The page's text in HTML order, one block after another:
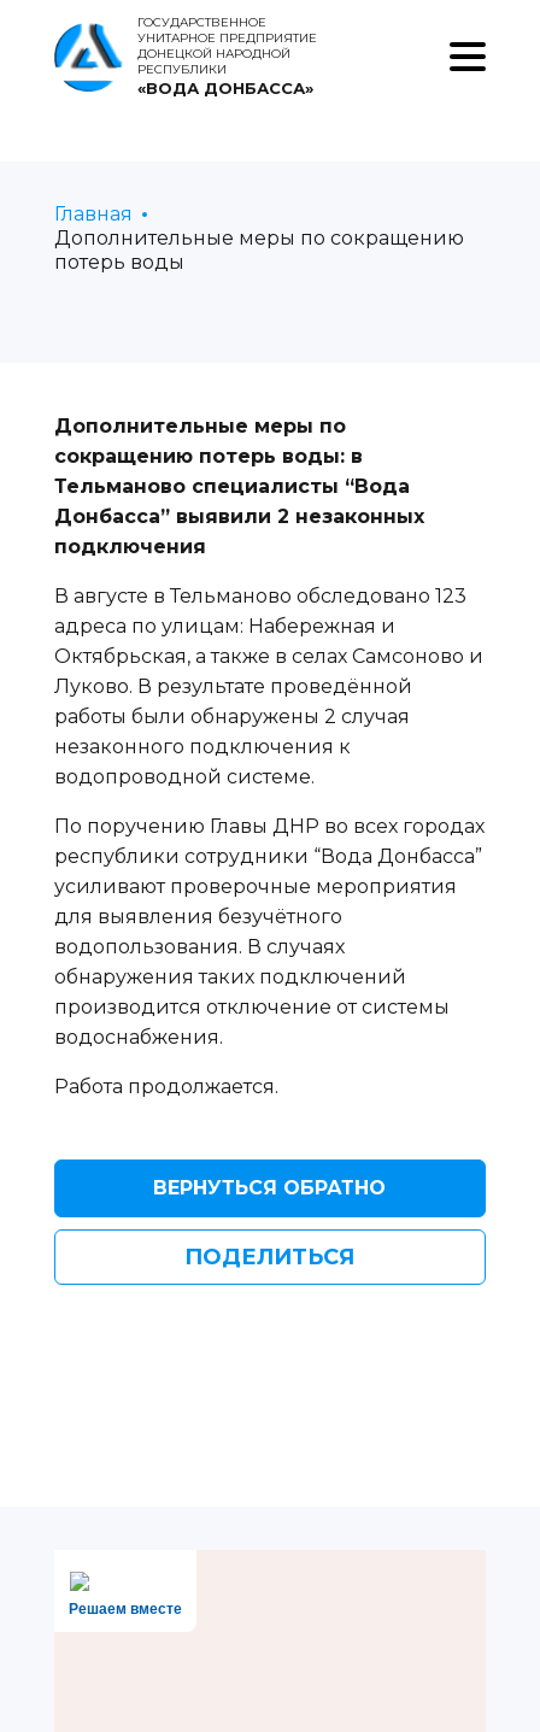
ГОСУДАРСТВЕННОЕ
УНИТАРНОЕ ПРЕДПРИЯТИЕ
ДОНЕЦКОЙ НАРОДНОЙ
РЕСПУБЛИКИ
«ВОДА ДОНБАССА»
Главная
Дополнительные меры по сокращению
потерь воды
Дополнительные меры по
сокращению потерь воды: в
Тельманово специалисты “Вода
Донбасса” выявили 2 незаконных
подключения
В августе в Тельманово обследовано 123
адреса по улицам: Набережная и
Октябрьская, а также в селах Самсоново и
Луково. В результате проведённой
работы были обнаружены 2 случая
незаконного подключения к
водопроводной системе.
По поручению Главы ДНР во всех городах
республики сотрудники “Вода Донбасса”
усиливают проверочные мероприятия
для выявления безучётного
водопользования. В случаях
обнаружения таких подключений
производится отключение от системы
водоснабжения.
Работа продолжается.
ВЕРНУТЬСЯ ОБРАТНО
ПОДЕЛИТЬСЯ
Решаем вместе